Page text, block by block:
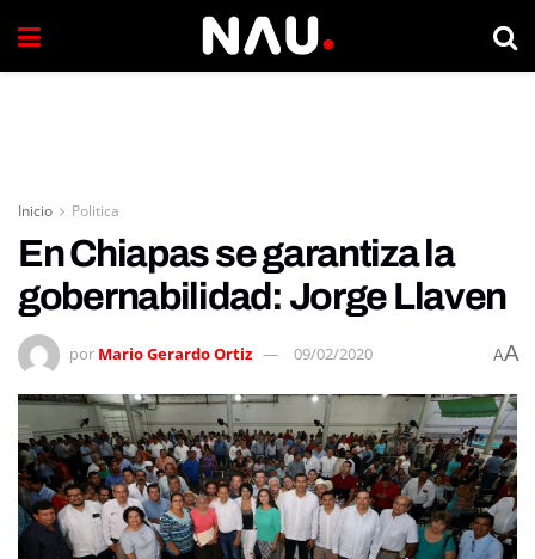
Inicio Politica
En Chiapas se garantiza la
gobernabilidad: Jorge Llaven
por Mario Gerardo Ortiz 09/02/2020 AA